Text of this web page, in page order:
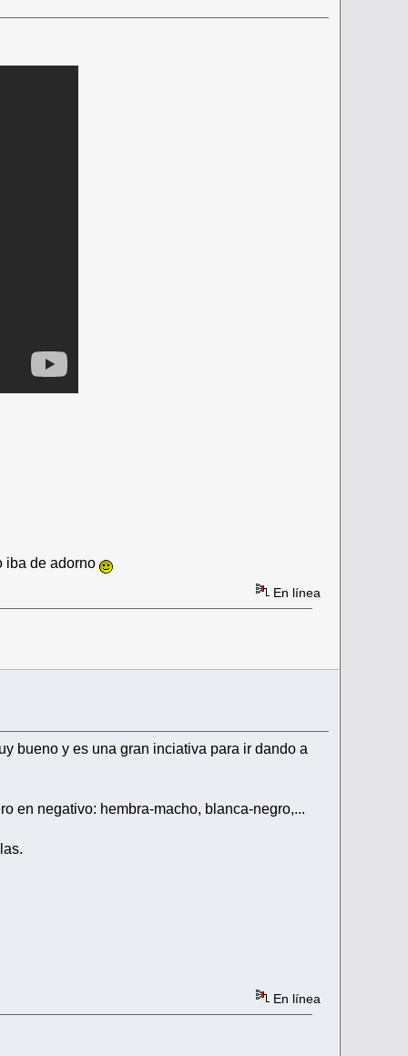
iba de adorno
En línea
bueno y es una gran inciativa para ir dando a
en negativo: hembra-macho, blanca-negro,...
En línea